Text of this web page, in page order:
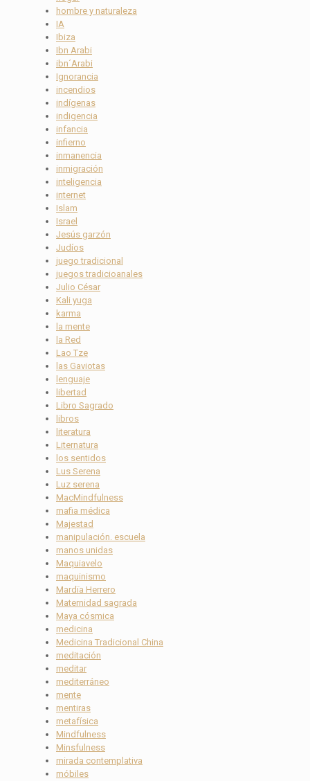
hombre y naturaleza
IA
Ibiza
Ibn Arabi
ibn´Arabi
Ignorancia
incendios
indígenas
indigencia
infancia
infierno
inmanencia
inmigración
inteligencia
internet
Islam
Israel
Jesús garzón
Judíos
juego tradicional
juegos tradicioanales
Julio César
Kali yuga
karma
la mente
la Red
Lao Tze
las Gaviotas
lenguaje
libertad
Libro Sagrado
libros
literatura
Liternatura
los sentidos
Lus Serena
Luz serena
MacMindfulness
mafia médica
Majestad
manipulación. escuela
manos unidas
Maquiavelo
maquinismo
Mardïa Herrero
Maternidad sagrada
Maya cósmica
medicina
Medicina Tradicional China
meditación
meditar
mediterráneo
mente
mentiras
metafísica
Mindfulness
Minsfulness
mirada contemplativa
móbiles